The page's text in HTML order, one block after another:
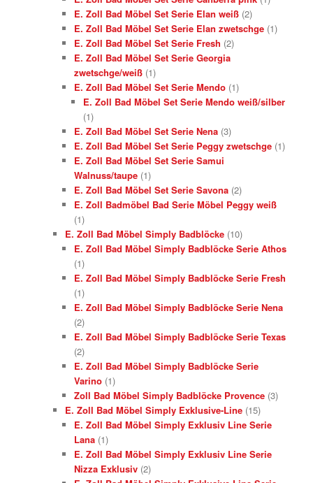
E. Zoll Bad Möbel Set Serie Elan weiß (2)
E. Zoll Bad Möbel Set Serie Elan zwetschge (1)
E. Zoll Bad Möbel Set Serie Fresh (2)
E. Zoll Bad Möbel Set Serie Georgia
zwetschge/weiß (1)
E. Zoll Bad Möbel Set Serie Mendo (1)
E. Zoll Bad Möbel Set Serie Mendo weiß/silber
(1)
E. Zoll Bad Möbel Set Serie Nena (3)
E. Zoll Bad Möbel Set Serie Peggy zwetschge (1)
E. Zoll Bad Möbel Set Serie Samui
Walnuss/taupe (1)
E. Zoll Bad Möbel Set Serie Savona (2)
E. Zoll Badmöbel Bad Serie Möbel Peggy weiß
(1)
E. Zoll Bad Möbel Simply Badblöcke (10)
E. Zoll Bad Möbel Simply Badblöcke Serie Athos
(1)
E. Zoll Bad Möbel Simply Badblöcke Serie Fresh
(1)
E. Zoll Bad Möbel Simply Badblöcke Serie Nena
(2)
E. Zoll Bad Möbel Simply Badblöcke Serie Texas
(2)
E. Zoll Bad Möbel Simply Badblöcke Serie
Varino (1)
Zoll Bad Möbel Simply Badblöcke Provence (3)
E. Zoll Bad Möbel Simply Exklusive-Line (15)
E. Zoll Bad Möbel Simply Exklusiv Line Serie
Lana (1)
E. Zoll Bad Möbel Simply Exklusiv Line Serie
Nizza Exklusiv (2)